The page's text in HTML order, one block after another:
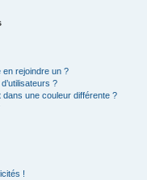
en rejoindre un ?
?
dans une couleur différente ?
!